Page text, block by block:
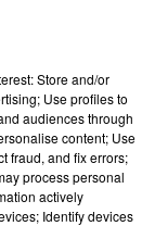
Store and/or
Use profiles to
audiences through
content; Use
fraud, and fix errors;
process personal
actively
Identify devices